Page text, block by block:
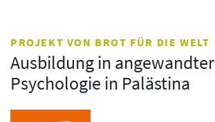
PROJEKT VON BROT FÜR DIE WELT
Ausbildung in angewandter
Psychologie in Palästina